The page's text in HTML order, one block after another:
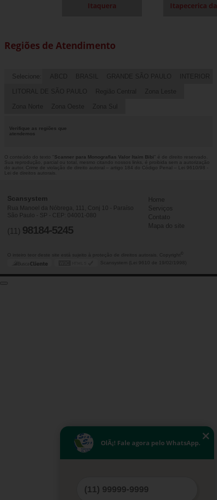
Itaquera
Itapecerica
Regiões de Atendimento
Selecione: ABCD BRASIL GRANDE SÃO PAULO INTERIOR
LITORAL DE SÃO PAULO Região Central Zona Leste
Zona Norte Zona Oeste Zona Sul
Verifique as regiões que
atendemos
O conteúdo do texto " Scanner para Monografias Valor Itaim Bibi " é de direito reservado.
Sua reprodução, parcial ou total, mesmo citando nossos links, é proibida sem a autorização
do autor. Crime de violação de direito autoral – artigo 184 do Código Penal –
Lei 9610/98 -
Lei de direitos autorais
Scansystem
Rua Manoel da Nóbrega, 111, Conj 10 - Paraíso
São Paulo - SP - CEP: 04001-080
(11) 98184-5245
Home
Serviços
Contato
Mapa do site
O inteiro teor deste site está sujeito à proteção de direitos autorais. Copyright
Scansystem (Lei 9610 de 19/02/1998)
OlÃ¡! Fale agora pelo WhatsApp.